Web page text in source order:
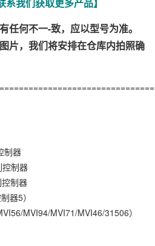
任何不一-致，应以型号为准。
片，我们将安排在仓库内拍照确
制器
制器
制器
器5）
MVI94/MVI71/MVI46/31506）